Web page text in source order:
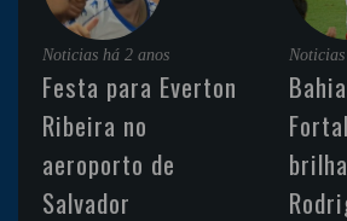
Noticias há 2 anos
Festa para Everton
Ribeira no
aeroporto de
Salvador
Noticias